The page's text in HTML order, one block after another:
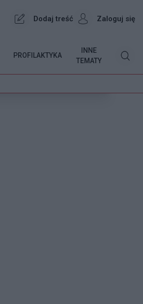
Dodaj treść Zaloguj się
PROFILAKTYKA
INNE
TEMATY